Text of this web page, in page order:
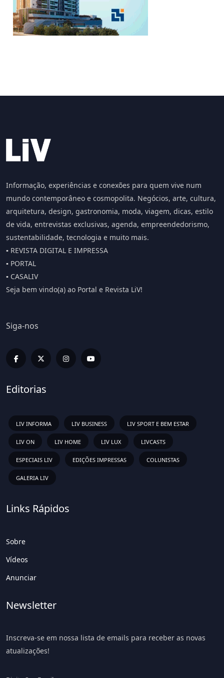
Informação, experiências e conexões para quem vive num
mundo contemporâneo e cosmopolita. Negócios, arte, cultura,
arquitetura, design, gastronomia, moda, viagem, dicas, estilo
de vida, entrevistas exclusivas, agenda, empreendedorismo,
sustentabilidade, tecnologia e muito mais.
▪️ REVISTA DIGITAL E IMPRESSA
▪️ PORTAL
▪️ CASALIV
Seja bem vindo(a) ao Portal e Revista LiV!
Siga-nos
Editorias
LIV INFORMA LIV BUSINESS LIV SPORT E BEM ESTAR
LIV ON LIV HOME LIV LUX LIVCASTS
ESPECIAIS LIV EDIÇÕES IMPRESSAS COLUNISTAS
GALERIA LIV
Links Rápidos
Sobre
Vídeos
Anunciar
Newsletter
Inscreva-se em nossa lista de emails para receber as novas
atualizações!